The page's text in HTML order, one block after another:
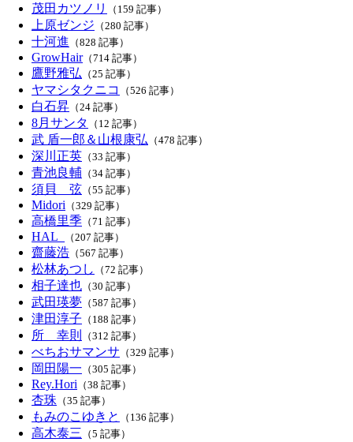
茂田カツノリ （159 記事）
上原ゼンジ （280 記事）
十河進 （828 記事）
GrowHair（714 記事）
鷹野雅弘 （25 記事）
ヤマシタクニコ （526 記事）
白石昇 （24 記事）
8月サンタ （12 記事）
武 盾一郎＆山根康弘 （478 記事）
深川正英 （33 記事）
青池良輔 （34 記事）
須貝 弦 （55 記事）
Midori （329 記事）
高橋里季 （71 記事）
HAL_ （207 記事）
齋藤浩 （567 記事）
松林あつし （72 記事）
相子達也 （30 記事）
武田瑛夢 （587 記事）
津田淳子 （188 記事）
所 幸則 （312 記事）
べちおサマンサ （329 記事）
岡田陽一 （305 記事）
Rey.Hori （38 記事）
杏珠 （35 記事）
もみのこゆきと （136 記事）
高木泰三 （5 記事）